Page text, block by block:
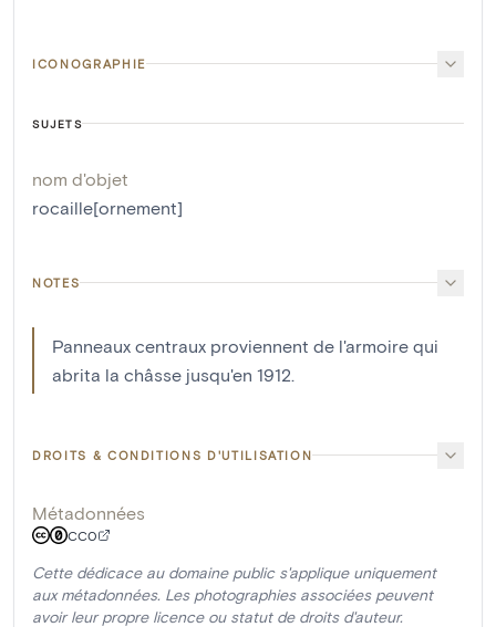
ICONOGRAPHIE
SUJETS
nom d'objet
rocaille[ornement]
NOTES
Panneaux centraux proviennent de l'armoire qui
abrita la châsse jusqu'en 1912.
DROITS & CONDITIONS D'UTILISATION
Métadonnées
CC0
Cette dédicace au domaine public s'applique uniquement
aux métadonnées. Les photographies associées peuvent
avoir leur propre licence ou statut de droits d'auteur.